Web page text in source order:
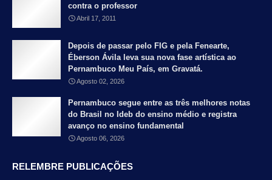
contra o professor
Abril 17, 2011
Depois de passar pelo FIG e pela Fenearte,
Éberson Ávila leva sua nova fase artística ao
Pernambuco Meu País, em Gravatá.
Agosto 02, 2026
Pernambuco segue entre as três melhores notas
do Brasil no Ideb do ensino médio e registra
avanço no ensino fundamental
Agosto 06, 2026
RELEMBRE PUBLICAÇÕES